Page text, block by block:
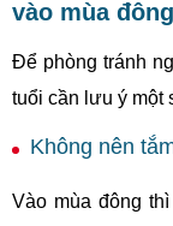
vào mùa đông
Để phòng tránh
tuổi cần lưu ý một
Không nên
Vào mùa đông